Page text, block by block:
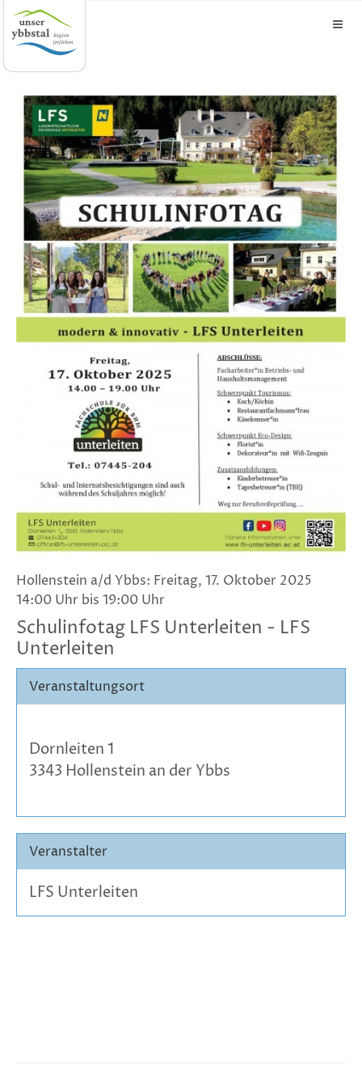
Hollenstein a/d Ybbs: Freitag, 17. Oktober 2025
14:00 Uhr bis 19:00 Uhr
Schulinfotag LFS Unterleiten - LFS
Unterleiten
Veranstaltungsort
Dornleiten 1
3343 Hollenstein an der Ybbs
Veranstalter
LFS Unterleiten